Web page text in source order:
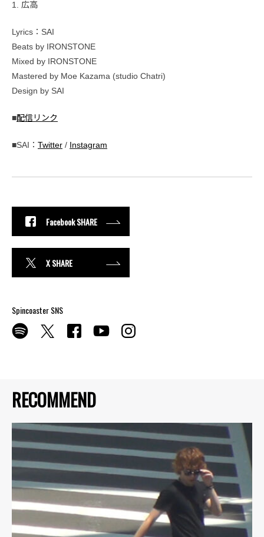
RECOMMEND
1. 広高
Lyrics：SAI
Beats by IRONSTONE
Mixed by IRONSTONE
Mastered by Moe Kazama (studio Chatri)
Design by SAI
■配信リンク
■SAI： Twitter / Instagram
Facebook SHARE
X SHARE
Spincoaster SNS